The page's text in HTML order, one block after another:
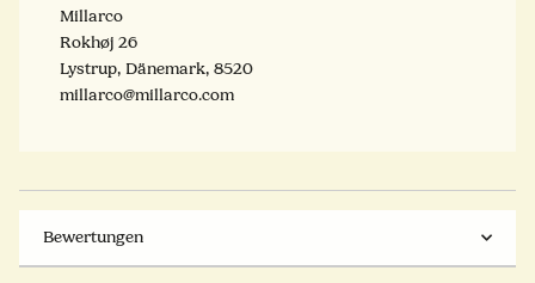
Millarco
Rokhøj 26
Lystrup, Dänemark, 8520
millarco@millarco.com
Bewertungen